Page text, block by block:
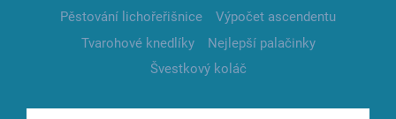
Pěstování lichořeřišnice
Výpočet ascendentu
Tvarohové knedlíky
Nejlepší palačinky
Švestkový koláč